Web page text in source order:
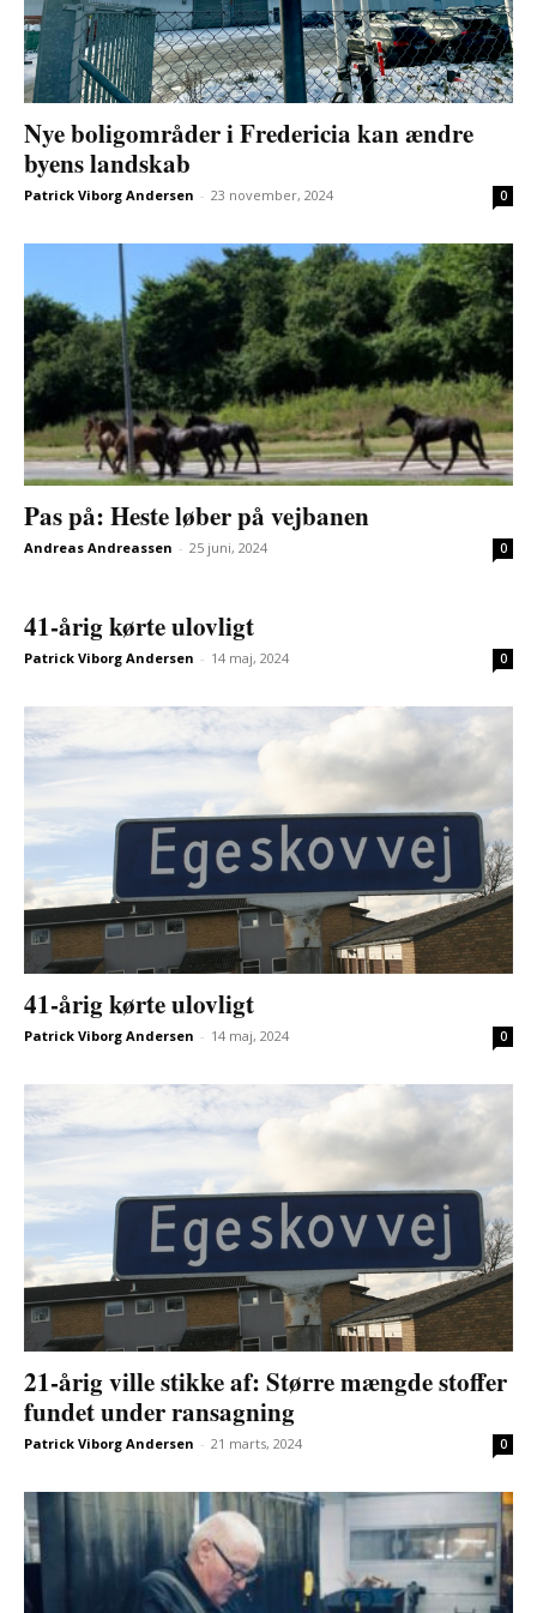
Nye boligområder i Fredericia kan ændre
byens landskab
Patrick Viborg Andersen - 23 november, 2024 0
Pas på: Heste løber på vejbanen
Andreas Andreassen - 25 juni, 2024 0
41-årig kørte ulovligt
Patrick Viborg Andersen - 14 maj, 2024 0
41-årig kørte ulovligt
Patrick Viborg Andersen - 14 maj, 2024 0
21-årig ville stikke af: Større mængde stoffer
fundet under ransagning
Patrick Viborg Andersen - 21 marts, 2024 0